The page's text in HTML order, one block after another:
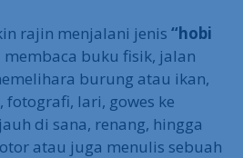
rajin menjalani jenis “hobi
membaca buku fisik, jalan
burung atau ikan,
fotografi, lari, gowes ke
di sana, renang, hingga
atau juga menulis sebuah